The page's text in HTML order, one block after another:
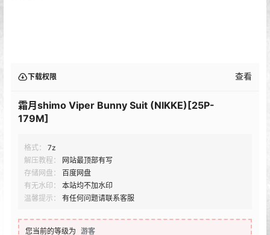
下载权限 查看
霜月shimo Viper Bunny Suit (NIKKE)[25P-
179M]
格式：
7z
解压教程：
网站最顶部有写
存储网盘：
百度网盘
有无水印：
本站均不加水印
温馨提示：
有任何问题请联系客服
您当前的等级为 游客